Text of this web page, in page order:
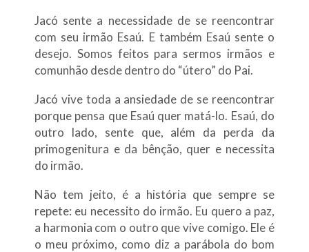
Jacó sente a necessidade de se reencontrar
com seu irmão Esaú. E também Esaú sente o
desejo. Somos feitos para sermos irmãos e
comunhão desde dentro do “útero” do Pai.
Jacó vive toda a ansiedade de se reencontrar
porque pensa que Esaú quer matá-lo. Esaú, do
outro lado, sente que, além da perda da
primogenitura e da bênção, quer e necessita
do irmão.
Não tem jeito, é a história que sempre se
repete: eu necessito do irmão. Eu quero a paz,
a harmonia com o outro que vive comigo. Ele é
o meu próximo, como diz a parábola do bom